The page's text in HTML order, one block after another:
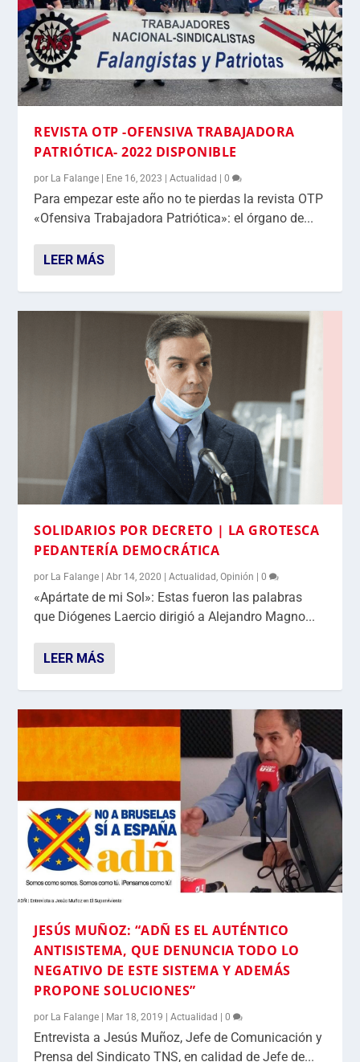
REVISTA OTP -OFENSIVA TRABAJADORA
PATRIÓTICA- 2022 DISPONIBLE
por La Falange | Ene 16, 2023 |Actualidad |0
Para empezar este año no te pierdas la revista OTP
«Ofensiva Trabajadora Patriótica»: el órgano de...
LEER MÁS
SOLIDARIOS POR DECRETO | LA GROTESCA
PEDANTERÍA DEMOCRÁTICA
por La Falange |Abr 14, 2020 |Actualidad,Opinión |0
«Apártate de mi Sol»: Estas fueron las palabras
que Diógenes Laercio dirigió a Alejandro Magno...
LEER MÁS
JESÚS MUÑOZ: “ADÑ ES EL AUTÉNTICO
ANTISISTEMA, QUE DENUNCIA TODO LO
NEGATIVO DE ESTE SISTEMA Y ADEMÁS
PROPONE SOLUCIONES”
por La Falange | Mar 18, 2019 |Actualidad |0
Entrevista a Jesús Muñoz, Jefe de Comunicación y
Prensa del Sindicato TNS, en calidad de Jefe de...